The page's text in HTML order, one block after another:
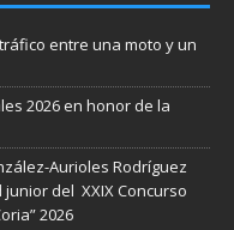
entre una moto y un
2026 en honor de la
Aurioles Rodríguez
del XXIX Concurso
2026